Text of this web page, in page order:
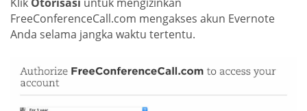
FreeConferenceCall.com mengakses akun Evernote
Anda selama jangka waktu tertentu.